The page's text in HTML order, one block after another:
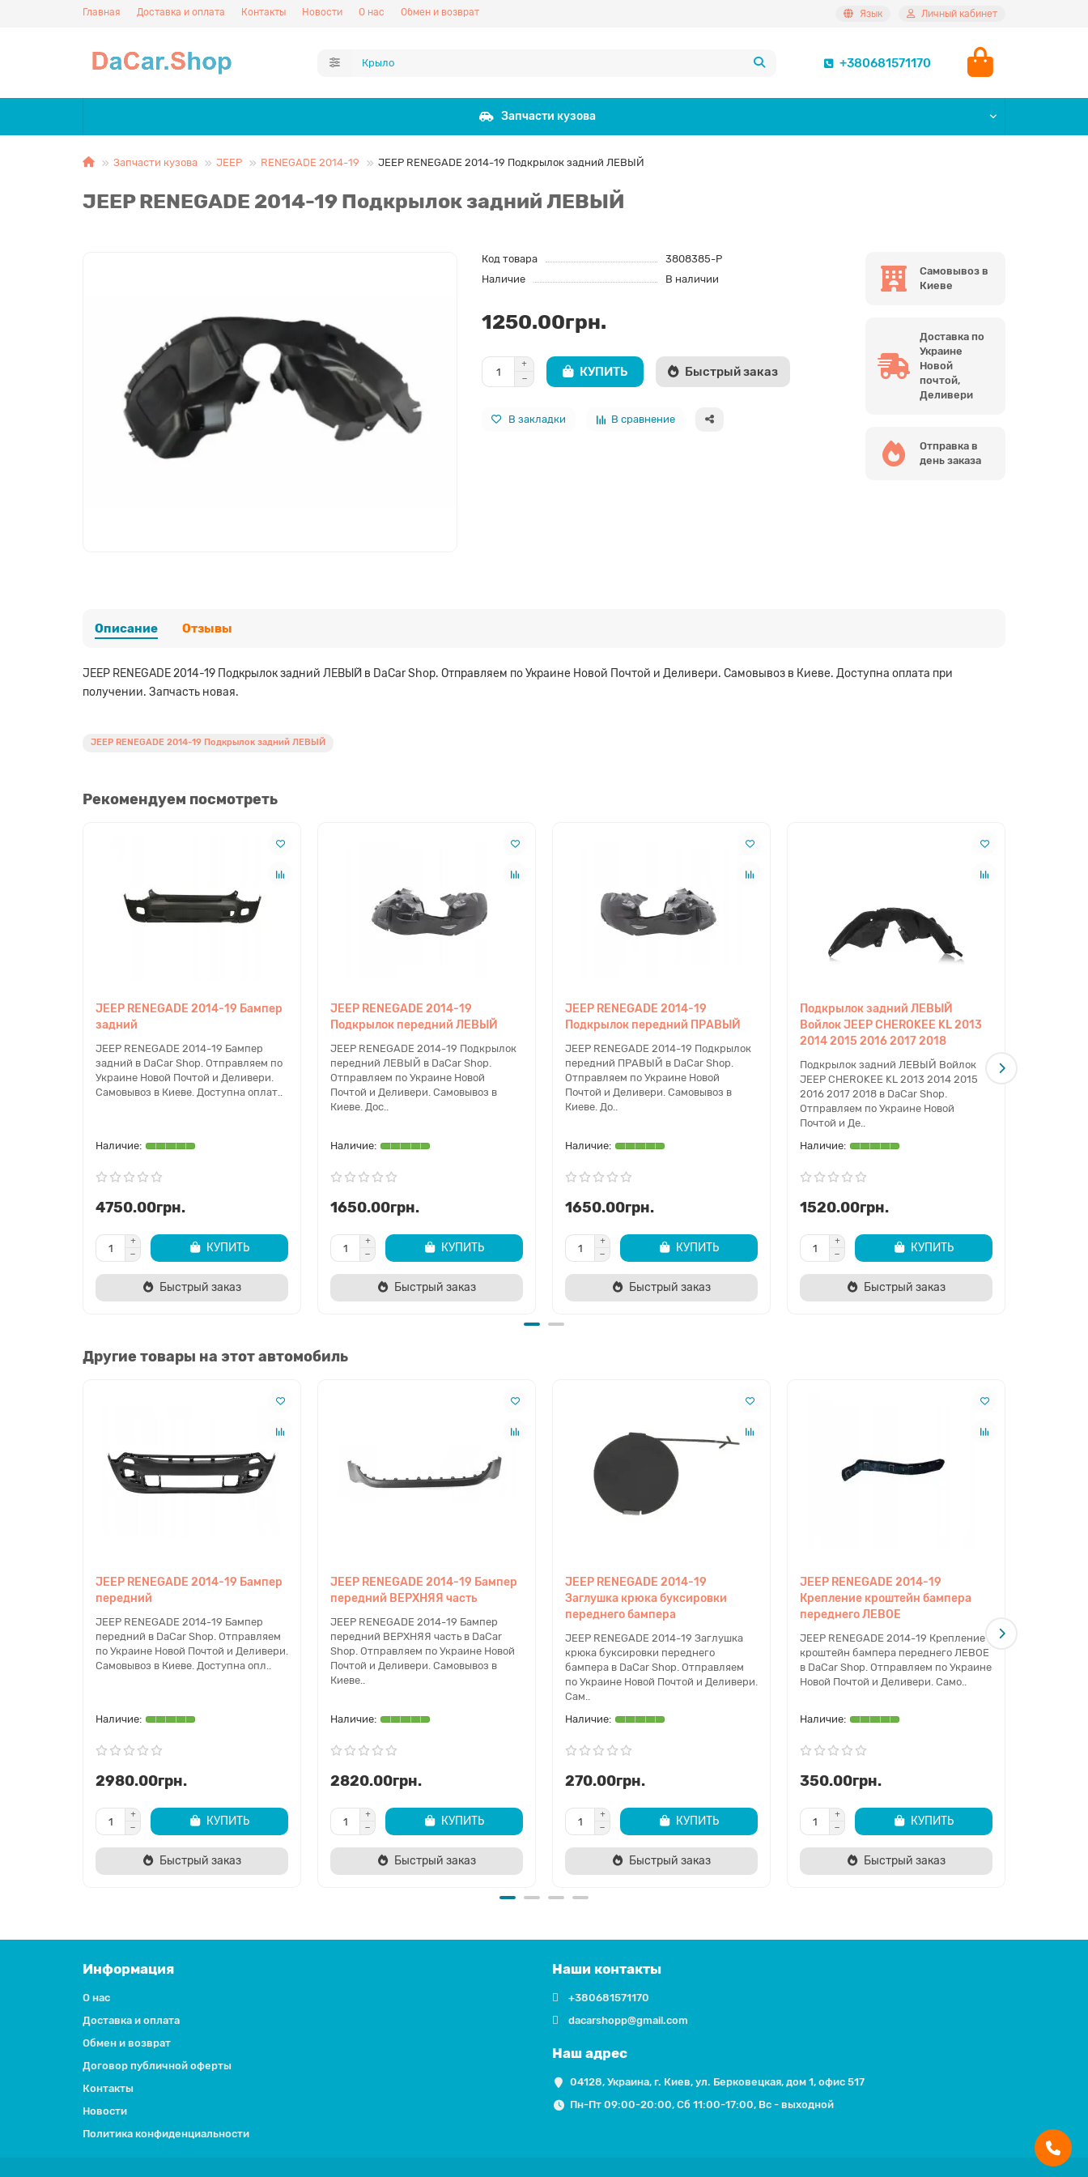
Главная Доставка и оплата Контакты Новости О нас Обмен и возврат Язык Личный кабинет
+380681571170
Запчасти кузова
Запчасти кузова JEEP RENEGADE 2014-19 JEEP RENEGADE 2014-19 Подкрылок задний ЛЕВЫЙ
JEEP RENEGADE 2014-19 Подкрылок задний ЛЕВЫЙ
Код товара
3808385-P
Наличие
В наличии
1250.00грн.
КУПИТЬ Быстрый заказ
В закладки В сравнение
Самовывоз в
Киеве
Доставка по
Украине
Новой
почтой,
Деливери
Отправка в
день заказа
Описание Отзывы
JEEP RENEGADE 2014-19 Подкрылок задний ЛЕВЫЙ в DaCar Shop. Отправляем по Украине Новой Почтой и Деливери. Самовывоз в Киеве. Доступна оплата при
получении. Запчасть новая.
JEEP RENEGADE 2014-19 Подкрылок задний ЛЕВЫЙ
Рекомендуем посмотреть
JEEP RENEGADE 2014-19 Бампер
задний
JEEP RENEGADE 2014-19 Бампер
задний в DaCar Shop. Отправляем по
Украине Новой Почтой и Деливери.
Самовывоз в Киеве. Доступна оплат..
4750.00грн.
КУПИТЬ
Быстрый заказ
JEEP RENEGADE 2014-19
Подкрылок передний ЛЕВЫЙ
JEEP RENEGADE 2014-19 Подкрылок
передний ЛЕВЫЙ в DaCar Shop.
Отправляем по Украине Новой
Почтой и Деливери. Самовывоз в
Киеве. Дос..
1650.00грн.
КУПИТЬ
Быстрый заказ
JEEP RENEGADE 2014-19
Подкрылок передний ПРАВЫЙ
JEEP RENEGADE 2014-19 Подкрылок
передний ПРАВЫЙ в DaCar Shop.
Отправляем по Украине Новой
Почтой и Деливери. Самовывоз в
Киеве. До..
1650.00грн.
КУПИТЬ
Быстрый заказ
Подкрылок задний ЛЕВЫЙ
Войлок JEEP CHEROKEE KL 2013
2014 2015 2016 2017 2018
Подкрылок задний ЛЕВЫЙ Войлок
JEEP CHEROKEE KL 2013 2014 2015
2016 2017 2018 в DaCar Shop.
Отправляем по Украине Новой
Почтой и Де..
1520.00грн.
КУПИТЬ
Быстрый заказ
Другие товары на этот автомобиль
JEEP RENEGADE 2014-19 Бампер
передний
JEEP RENEGADE 2014-19 Бампер
передний в DaCar Shop. Отправляем
по Украине Новой Почтой и Деливери.
Самовывоз в Киеве. Доступна опл..
2980.00грн.
КУПИТЬ
Быстрый заказ
JEEP RENEGADE 2014-19 Бампер
передний ВЕРХНЯЯ часть
JEEP RENEGADE 2014-19 Бампер
передний ВЕРХНЯЯ часть в DaCar
Shop. Отправляем по Украине Новой
Почтой и Деливери. Самовывоз в
Киеве..
2820.00грн.
КУПИТЬ
Быстрый заказ
JEEP RENEGADE 2014-19
Заглушка крюка буксировки
переднего бампера
JEEP RENEGADE 2014-19 Заглушка
крюка буксировки переднего
бампера в DaCar Shop. Отправляем
по Украине Новой Почтой и Деливери.
Сам..
270.00грн.
КУПИТЬ
Быстрый заказ
JEEP RENEGADE 2014-19
Крепление кроштейн бампера
переднего ЛЕВОЕ
JEEP RENEGADE 2014-19 Крепление
кроштейн бампера переднего ЛЕВОЕ
в DaCar Shop. Отправляем по Украине
Новой Почтой и Деливери. Само..
350.00грн.
КУПИТЬ
Быстрый заказ
Информация
О нас
Доставка и оплата
Обмен и возврат
Договор публичной оферты
Контакты
Новости
Политика конфиденциальности
Наши контакты
+380681571170
dacarshopp@gmail.com
Наш адрес
04128, Украина, г. Киев, ул. Берковецкая, дом 1, офис 517
Пн-Пт 09:00-20:00, Сб 11:00-17:00, Вс - выходной